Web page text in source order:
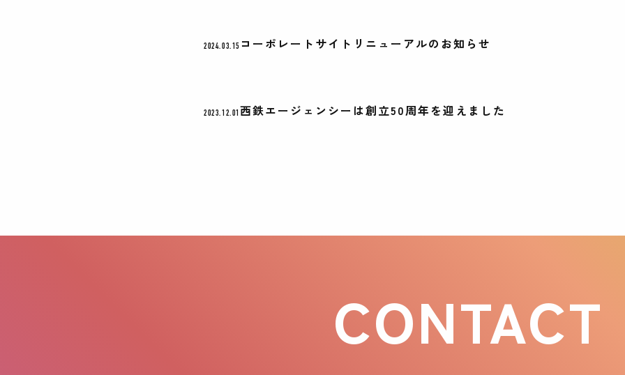
2024.03.15 コーポレートサイトリニューアルのお知らせ
2023.12.01 西鉄エージェンシーは創立50周年を迎えました
CONTACT